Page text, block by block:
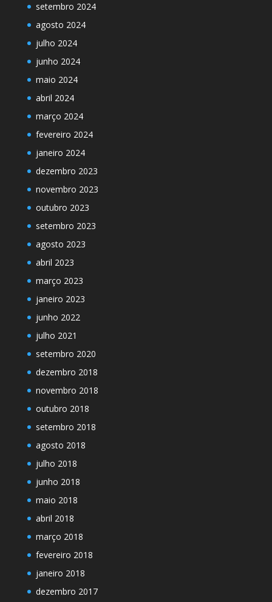
setembro 2024
agosto 2024
julho 2024
junho 2024
maio 2024
abril 2024
março 2024
fevereiro 2024
janeiro 2024
dezembro 2023
novembro 2023
outubro 2023
setembro 2023
agosto 2023
abril 2023
março 2023
janeiro 2023
junho 2022
julho 2021
setembro 2020
dezembro 2018
novembro 2018
outubro 2018
setembro 2018
agosto 2018
julho 2018
junho 2018
maio 2018
abril 2018
março 2018
fevereiro 2018
janeiro 2018
dezembro 2017